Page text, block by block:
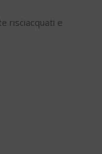
risciacquati e